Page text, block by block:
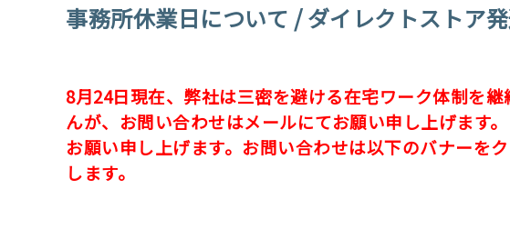
事務所休業日について / ダイレクトストア
8月24日現在、弊社は三密を避ける在宅ワーク体制を
んが、お問い合わせはメールにてお願い申し上げます
お願い申し上げます。お問い合わせは以下のバナーを
します。